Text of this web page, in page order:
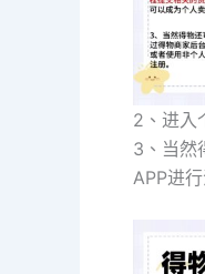
2、进入
3、当然
APP进行